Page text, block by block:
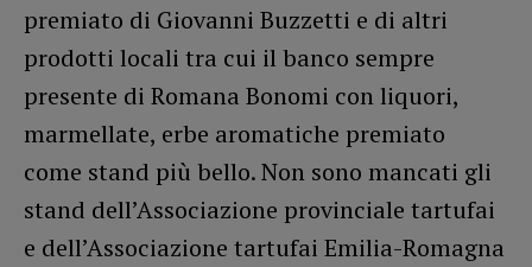
premiato di Giovanni Buzzetti e di altri
prodotti locali tra cui il banco sempre
presente di Romana Bonomi con liquori,
marmellate, erbe aromatiche premiato
come stand più bello. Non sono mancati gli
stand dell’Associazione provinciale tartufai
e dell’Associazione tartufai Emilia-Romagna